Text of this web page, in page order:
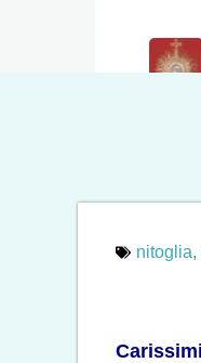
nitoglia,